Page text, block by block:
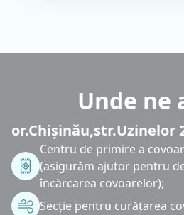
Unde ne
or.Chișinău,str.Uzinelor
Centru de primire a
(asigurăm ajutor pentru
încărcarea covoarelor);
Secție pentru curățarea